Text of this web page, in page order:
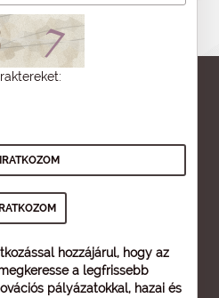
hozzájárul, hogy az
a legfrissebb
pályázatokkal, hazai és